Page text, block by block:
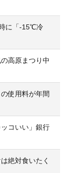
に「-15℃冷
高原まつり中
使用料が年間
コいい」銀行
絶対食いたく